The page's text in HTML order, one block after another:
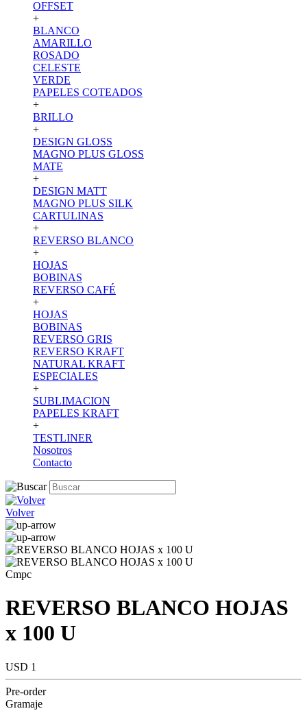
OFFSET
+
BLANCO
AMARILLO
ROSADO
CELESTE
VERDE
PAPELES COTEADOS
+
BRILLO
+
DESIGN GLOSS
MAGNO PLUS GLOSS
MATE
+
DESIGN MATT
MAGNO PLUS SILK
CARTULINAS
+
REVERSO BLANCO
+
HOJAS
BOBINAS
REVERSO CAFÉ
+
HOJAS
BOBINAS
REVERSO GRIS
REVERSO KRAFT
NATURAL KRAFT
ESPECIALES
+
SUBLIMACION
PAPELES KRAFT
+
TESTLINER
Nosotros
Contacto
Volver
Cmpc
REVERSO BLANCO HOJAS
x 100 U
USD 1
Pre-order
Gramaje